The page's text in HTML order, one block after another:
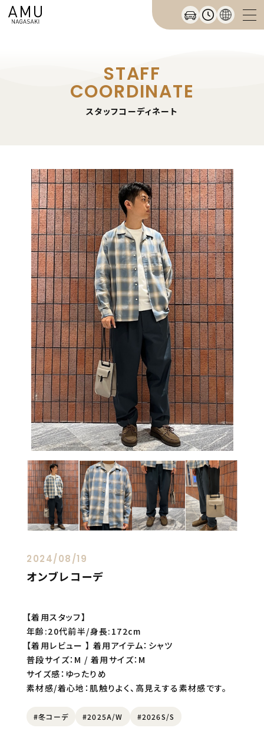
STAFF
COORDINATE
スタッフコーディネート
2024/08/19
オンブレコーデ
【着用スタッフ】
年齢:20代前半/身長:172cm
【着用レビュー 】 着用アイテム：シャツ
普段サイズ：M / 着用サイズ：M
サイズ感：ゆったりめ
素材感/着心地：肌触りよく、高見えする素材感です。
#冬コーデ #2025A/W #2026S/S